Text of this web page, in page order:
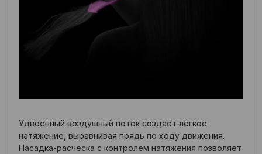
Удвоенный воздушный поток создаёт лёгкое
натяжение, выравнивая прядь по ходу движения.
Насадка-расческа с контролем натяжения позволяет